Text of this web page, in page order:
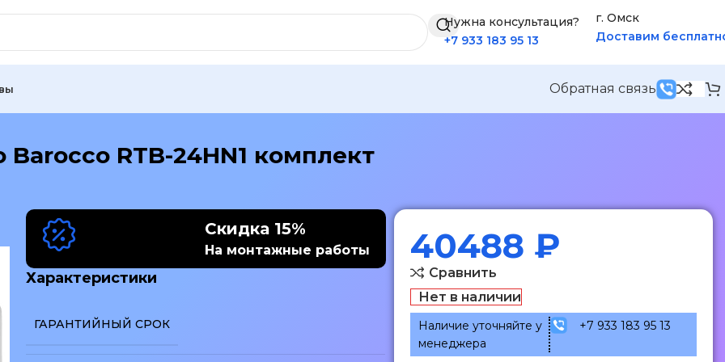
Нужна консультация?
+7 933 183 95 13
г. Омск
Доставим
Обратная связь
RTB-24HN1 комплект
Скидка 15%
На монтажные работы
Характеристики
ГАРАНТИЙНЫЙ СРОК
40488 ₽
Сравнить
Нет в наличии
Наличие уточняйте у
менеджера
+7 933 183 95 13